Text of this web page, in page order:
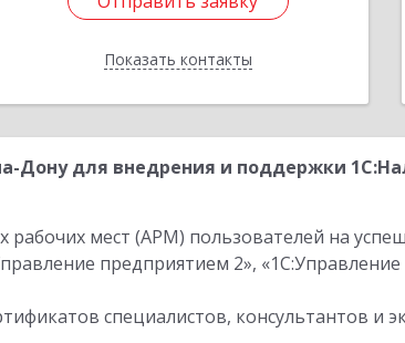
Показать контакты
Назад
Дону для внедрения и поддержки
мест (АРМ) пользователей на
предприятием 2»,
специалистов, консультантов и